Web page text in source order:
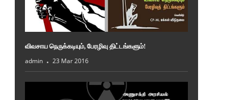
விவசாய நெருக்கடியும், பேரழிவு திட்டங்களும்!
admin 23 Mar 2016